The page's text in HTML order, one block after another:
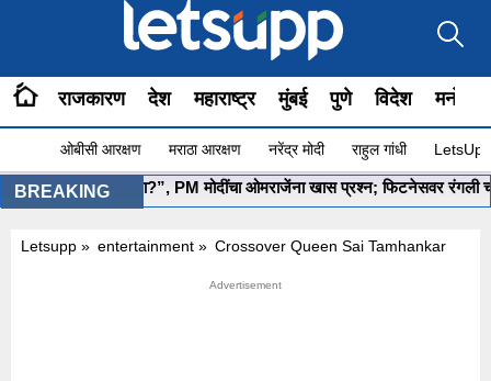
राजकारण देश महाराष्ट्र मुंबई पुणे विदेश
ओबीसी आरक्षण मराठा आरक्षण नरेंद्र मोदी राहुल गांधी
BREAKING
”योग सुरू आहे ना?”, PM मोदींचा ओमराजेंना खास प्रश्न; फिटनेसवर रंगली चर्चा
Letsupp » entertainment » Crossover Queen Sai Tamhankar